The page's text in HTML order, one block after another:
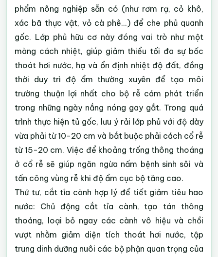
phẩm nông nghiệp sẵn có (như rơm rạ, cỏ khô,
xác bã thực vật, vỏ cà phê...) để che phủ quanh
gốc. Lớp phủ hữu cơ này đóng vai trò như một
màng cách nhiệt, giúp giảm thiểu tối đa sự bốc
thoát hơi nước, hạ và ổn định nhiệt độ đất, đồng
thời duy trì độ ẩm thường xuyên để tạo môi
trường thuận lợi nhất cho bộ rễ cám phát triển
trong những ngày nắng nóng gay gắt. Trong quá
trình thực hiện tủ gốc, lưu ý rải lớp phủ với độ dày
vừa phải từ 10-20 cm và bắt buộc phải cách cổ rễ
từ 15-20 cm. Việc để khoảng trống thông thoáng
ở cổ rễ sẽ giúp ngăn ngừa nấm bệnh sinh sôi và
tấn công vùng rễ khi độ ẩm cục bộ tăng cao.
Thứ tư, cắt tỉa cành hợp lý để tiết giảm tiêu hao
nước: Chủ động cắt tỉa cành, tạo tán thông
thoáng, loại bỏ ngay các cành vô hiệu và chồi
vượt nhằm giảm diện tích thoát hơi nước, tập
trung dinh dưỡng nuôi các bộ phận quan trọng của